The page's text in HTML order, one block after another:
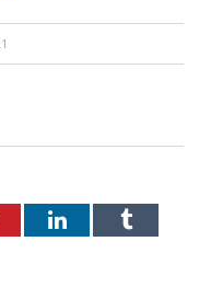
LinkedInTumblr